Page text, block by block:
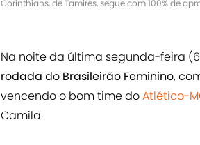
Corinthians, de Tamires, segue com 100% de
Na noite da última segunda-feira
rodada do Brasileirão Feminino,
vencendo o bom time doAtlético-
Camila.